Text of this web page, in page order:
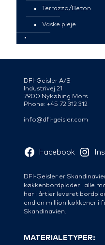
Terrazzo/Beton
Vaske pleje
DFI-Geisler A/S
Industrivej 21
7900 Nykøbing Mors
Phone: +45 72 312 312
info@dfi-geisler.com
Facebook
DFI-Geisler er
køkkenbordplader i alle
har i årtier leveret
end en million køkkener i
Skandinavien.
MATERIALETYPER: